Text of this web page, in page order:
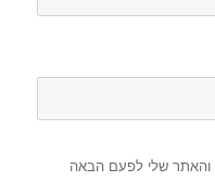
והאתר שלי לפעם הבאה